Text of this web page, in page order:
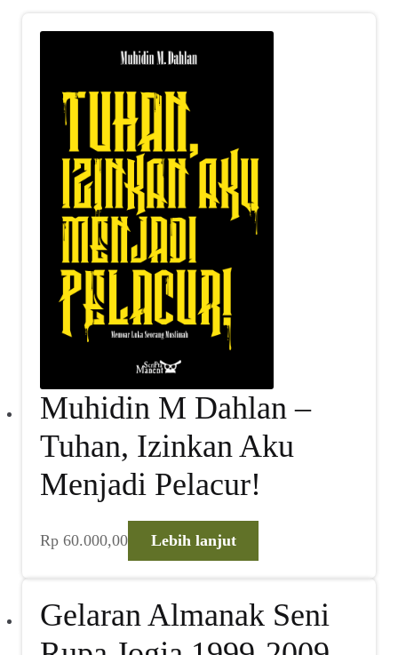
Muhidin M Dahlan –
Tuhan, Izinkan Aku
Menjadi Pelacur!
Rp 60.000,00 Lebih lanjut
Gelaran Almanak Seni